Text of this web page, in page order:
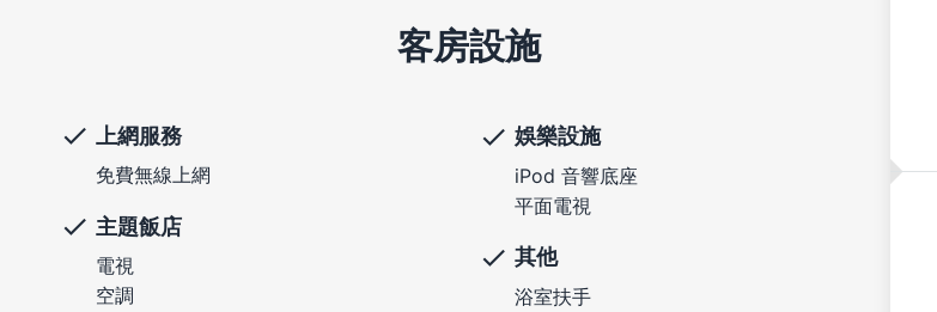
客房設施
上網服務
免費無線上網
主題飯店
電視
空調
娛樂設施
iPod 音響底座
平面電視
其他
浴室扶手